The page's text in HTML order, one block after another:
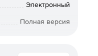
Электронный
Полная версия